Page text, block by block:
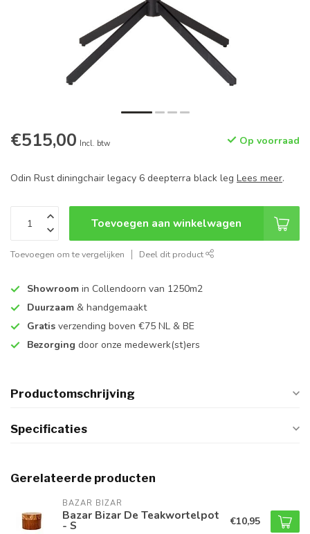
€515,00 Incl. btw Op voorraad
Odin Rust diningchair legacy 6 deepterra black leg Lees meer.
Toevoegen aan winkelwagen
Toevoegen om te vergelijken Deel dit product
Showroom in Collendoorn van 1250m2
Duurzaam & handgemaakt
Gratis verzending boven €75 NL & BE
Bezorging door onze medewerk(st)ers
Productomschrijving
Specificaties
Gerelateerde producten
BAZAR BIZAR
Bazar Bizar De Teakwortelpot
- S €10,95